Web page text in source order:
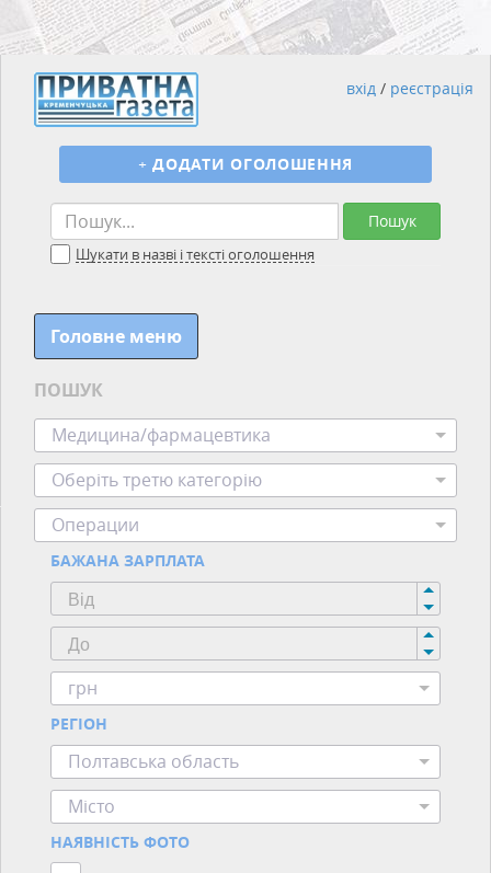
Пошук
Шукати в назві і тексті оголошення
+ ДОДАТИ ОГОЛОШЕННЯ
вхід / реєстрація
Головне меню
ПОШУК
Медицина/фармацевтика
Оберіть третю категорію
Операции
БАЖАНА ЗАРПЛАТА
грн
РЕГІОН
Полтавська область
Місто
НАЯВНІСТЬ ФОТО